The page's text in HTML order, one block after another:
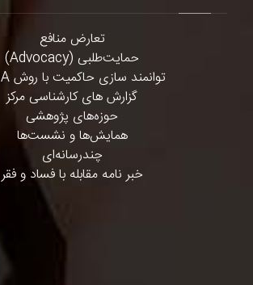
تعارض منافع
حمایت‌طلبی (Advocacy)
توانمند سازی حاکمیت با روش PDIA
گزارش های کارشناسی مرکز
حوزه‌های پژوهشی
همایش‌ها و نشست‌ها
چندرسانه‌ای
خبر نامه مقابله با فساد و فقر